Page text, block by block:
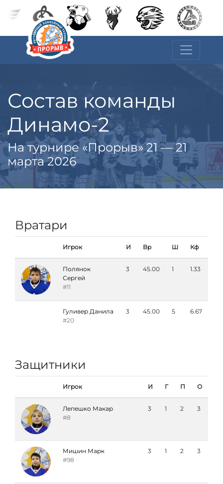
Состав команды
Динамо-2
На турнире «Прорыв» 21 — 21
марта 2026
Вратари
Игрок И Вр Ш Кф
Полянок
Сергей
#11
3 45.00 1 1.33
Гуливер Данила
#20
3 45.00 5 6.67
Защитники
Игрок И Г П О
Лепешко Макар
#8
3 1 2 3
Мишин Марк
#98
3 1 2 3